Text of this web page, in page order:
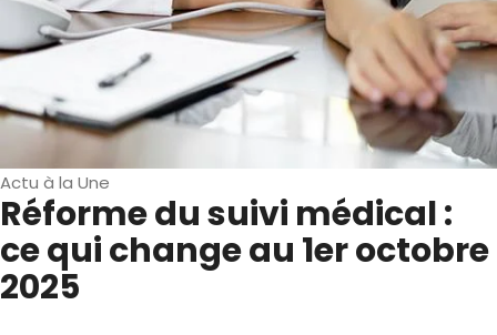
Actu à la Une
Réforme du suivi médical :
ce qui change au 1er octobre
2025